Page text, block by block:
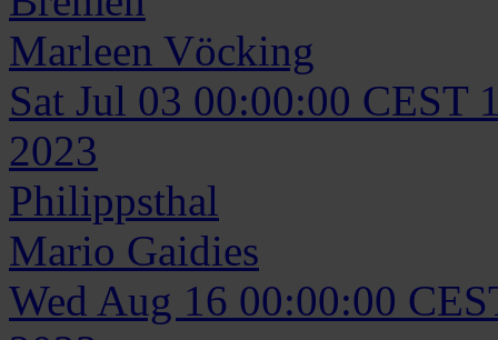
Marleen Vöcking
Sat Jul 03 00:00:00 CEST
2023
Philippsthal
Mario Gaidies
Wed Aug 16 00:00:00